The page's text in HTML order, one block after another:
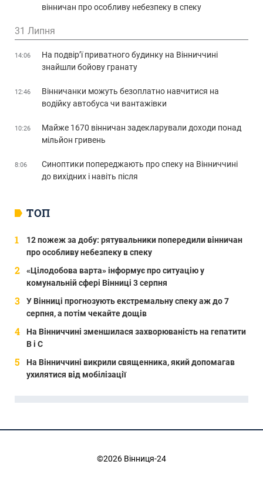
ТОП
12 пожеж за добу: рятувальники попередили вінничан
про особливу небезпеку в спеку
«Цілодобова варта» інформує про ситуацію у
комунальній сфері Вінниці 3 серпня
У Вінниці прогнозують екстремальну спеку аж до 7
серпня, а потім чекайте дощів
На Вінниччині зменшилася захворюваність на гепатити
В і С
На Вінниччині викрили священника, який допомагав
ухилятися від мобілізації
вінничан про особливу небезпеку в спеку
31 Липня
14:06
На подвір’ї приватного будинку на Вінниччині
знайшли бойову гранату
12:46
Вінничанки можуть безоплатно навчитися на
водійку автобуса чи вантажівки
10:26
Майже 1670 вінничан задекларували доходи понад
мільйон гривень
8:06
Синоптики попереджають про спеку на Вінниччині
до вихідних і навіть після
©2026 Вінниця-24